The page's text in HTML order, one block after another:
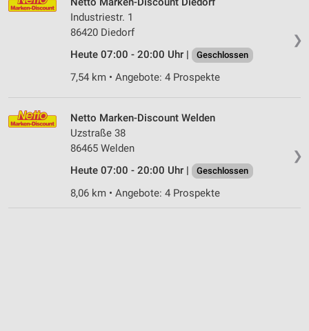
❯
Industriestr. 1
86420 Diedorf
Heute 07:00 - 20:00 Uhr |
Geschlossen
7,54 km • Angebote: 4 Prospekte
❯
Netto Marken-Discount Welden
Uzstraße 38
86465 Welden
Heute 07:00 - 20:00 Uhr |
Geschlossen
8,06 km • Angebote: 4 Prospekte